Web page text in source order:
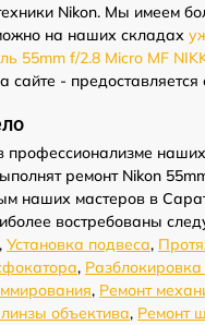
Nikon. Мы имеем
на наших складах
55mm f/2.8 Micro MF
сайте -
профессионализме
ремонт Nikon
наших мастеров в
востребованы
, Установка подвеса,
,
, Ремонт
объектива, Ремонт